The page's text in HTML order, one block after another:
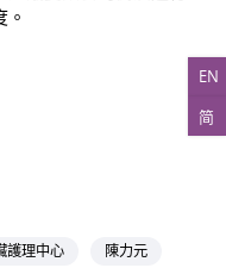
EN
简
護理中心
陳力元